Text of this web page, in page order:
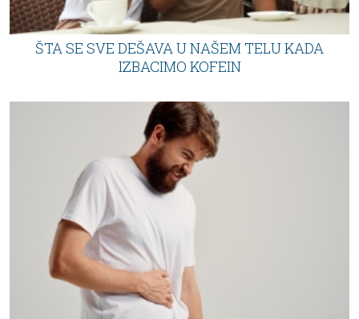
ŠTA SE SVE DEŠAVA U NAŠEM TELU KADA
IZBACIMO KOFEIN